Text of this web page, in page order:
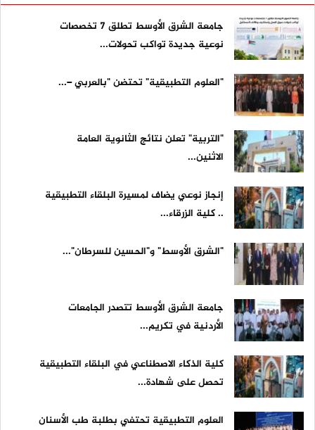
جامعة الشرق الأوسط تطلق 7 تخصصات
نوعية جديدة تواكب تحولات...
"العلوم التطبيقية" تحتضن "بالعربي –...
"التربية" تعلن نتائج الثانوية العامة
الاثنين...
إنجاز نوعي يضاف لمسيرة البلقاء التطبيقية
.. كلية الزرقاء...
"الشرق الأوسط" و"الحسين للسرطان"...
جامعة الشرق الأوسط تتصدر الجامعات
الأردنية في تكريم...
كلية الذكاء الاصطناعي في البلقاء التطبيقية
تحصل على شهادة...
العلوم التطبيقية تحتفي بطلبة طب الأسنان